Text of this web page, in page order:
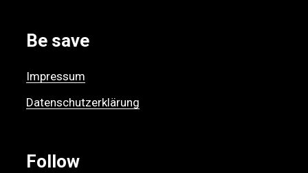
Be save
Impressum
Datenschutzerklärung
Follow